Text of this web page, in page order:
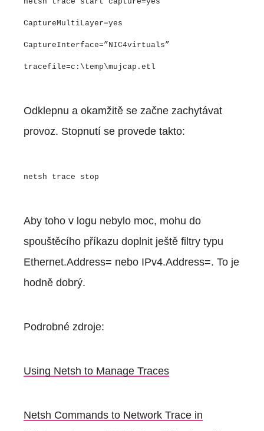
CaptureMultiLayer=yes
CaptureInterface=”NIC4virtuals”
tracefile=c:\temp\mujcap.etl
Odklepnu a okamžitě se začne zachytávat
provoz. Stopnutí se provede takto:
netsh trace stop
Aby toho v logu nebylo moc, mohu do
spouštěcího příkazu doplnit ještě filtry typu
Ethernet.Address= nebo IPv4.Address=. To je
hodně dobrý.
Podrobné zdroje:
Using Netsh to Manage Traces
Netsh Commands to Network Trace in